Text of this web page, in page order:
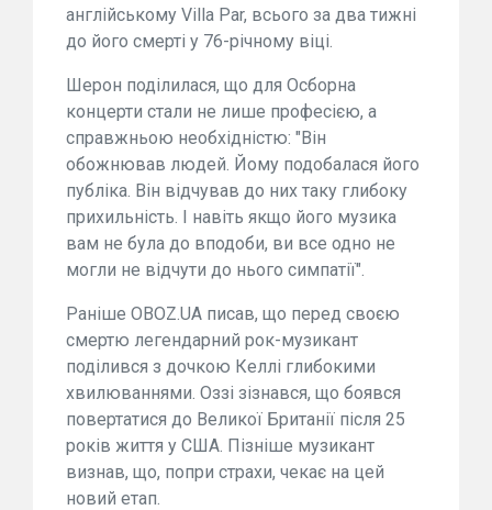
англійському Villa Par, всього за два тижні
до його смерті у 76-річному віці.
Шерон поділилася, що для Осборна
концерти стали не лише професією, а
справжньою необхідністю: "Він
обожнював людей. Йому подобалася його
публіка. Він відчував до них таку глибоку
прихильність. І навіть якщо його музика
вам не була до вподоби, ви все одно не
могли не відчути до нього симпатії".
Раніше OBOZ.UA писав, що перед своєю
смертю легендарний рок-музикант
поділився з дочкою Келлі глибокими
хвилюваннями. Оззі зізнався, що боявся
повертатися до Великої Британії після 25
років життя у США. Пізніше музикант
визнав, що, попри страхи, чекає на цей
новий етап.